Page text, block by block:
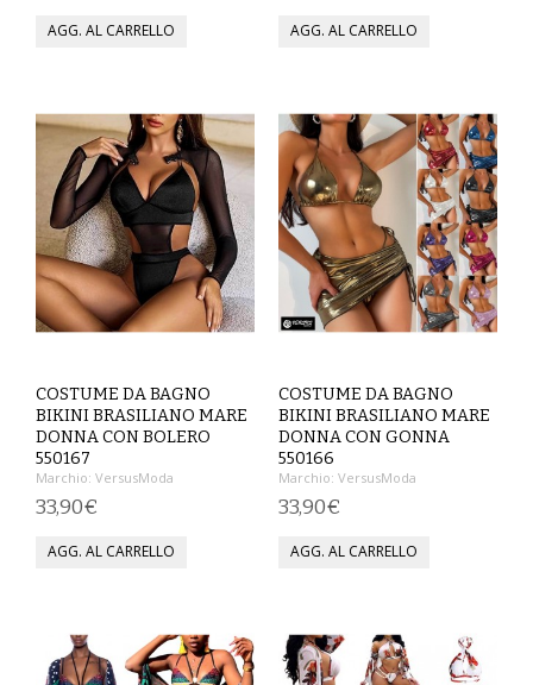
GIACCHE E CAPPOTTI
PANTALONI
PIGIAMI
SCUOLA
TOP
TUTE PANTALONI
VESTITI
DONNA
CAMICIE
COSTUME DA BAGNO
BIKINI BRASILIANO MARE
DONNA CON BOLERO
550167
Marchio: VersusModa
33,90€
COSTUME DA BAGNO
BIKINI BRASILIANO MARE
DONNA CON GONNA
550166
Marchio: VersusModa
33,90€